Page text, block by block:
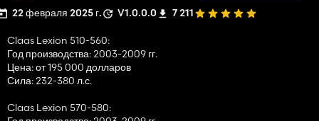
22 февраля 2025 г. V1.0.0.0 7 211
Claas Lexion 510-560:
Год производства: 2003-2009 гг.
Цена: от 195 000 долларов
Сила: 232-380 л.с.
Claas Lexion 570-580: